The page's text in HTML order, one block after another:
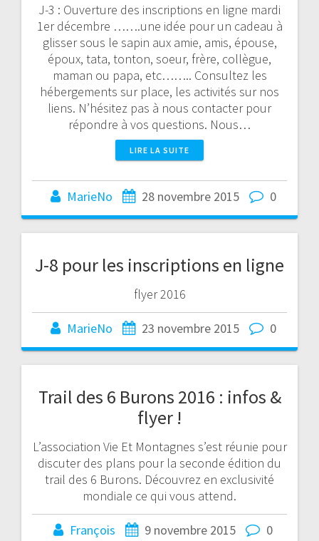
J-3 : Ouverture des inscriptions en ligne mardi
1er décembre …….une idée pour un cadeau à
glisser sous le sapin aux amie, amis, épouse,
époux, tata, tonton, soeur, frère, collègue,
maman ou papa, etc…….. Consultez les
hébergements sur place, les activités sur nos
liens. N’hésitez pas à nous contacter pour
répondre à vos questions. Nous…
LIRE LA SUITE
MarieNo 28 novembre 2015 0
J-8 pour les inscriptions en ligne
flyer 2016
MarieNo 23 novembre 2015 0
Trail des 6 Burons 2016 : infos &
flyer !
L’association Vie Et Montagnes s’est réunie pour
discuter des plans pour la seconde édition du
trail des 6 Burons. Découvrez en exclusivité
mondiale ce qui vous attend.
François 9 novembre 2015 0